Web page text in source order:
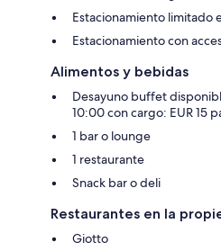
Estacionamiento limitado
Estacionamiento con
Alimentos y bebidas
Desayuno buffet
10:00 con cargo: EUR 15
1 bar o lounge
1 restaurante
Snack bar o deli
Restaurantes en la
Giotto